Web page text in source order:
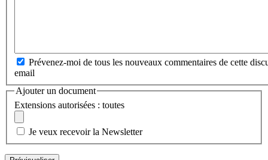
Prévenez-moi de tous les nouveaux commentaires de cette
email
Ajouter un document
Extensions autorisées : toutes
Je veux recevoir la Newsletter